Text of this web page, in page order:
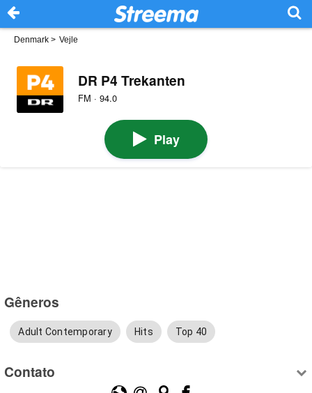
Denmark > Vejle
DR P4 Trekanten
FM · 94.0
Play
Gêneros
Adult Contemporary Hits Top 40
Contato